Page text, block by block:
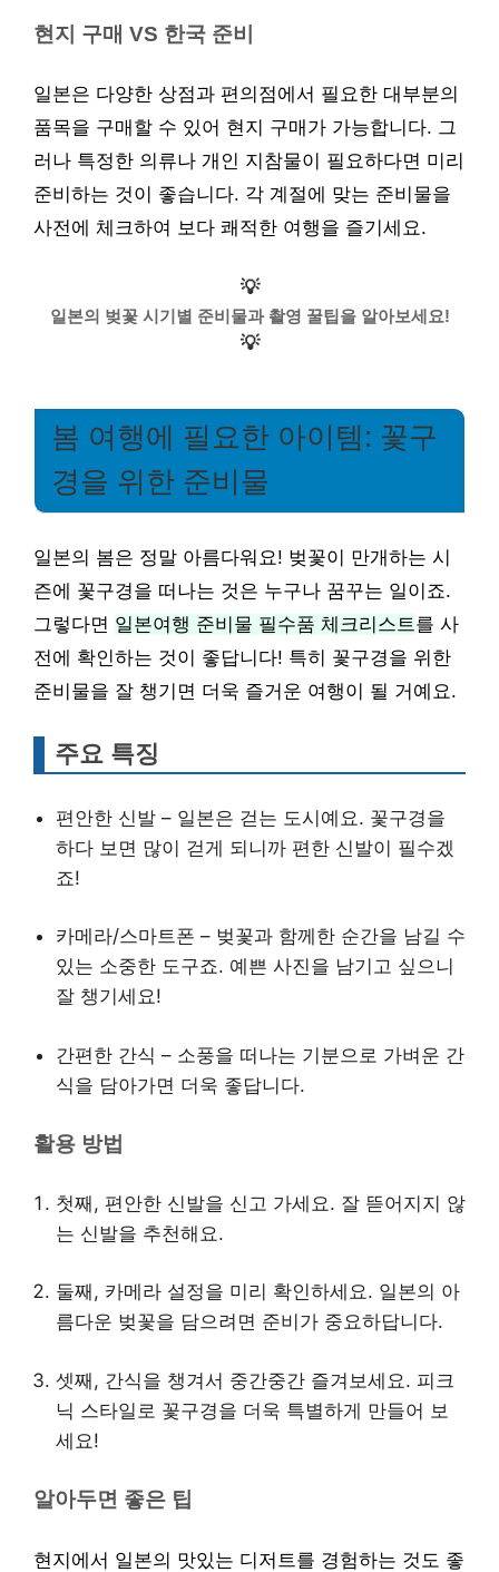
현지 구매 VS 한국 준비
일본은 다양한 상점과 편의점에서 필요한 대부분의
품목을 구매할 수 있어 현지 구매가 가능합니다. 그
러나 특정한 의류나 개인 지참물이 필요하다면 미리
준비하는 것이 좋습니다. 각 계절에 맞는 준비물을
사전에 체크하여 보다 쾌적한 여행을 즐기세요.
💡
일본의 벚꽃 시기별 준비물과 촬영 꿀팁을 알아보세요!
💡
봄 여행에 필요한 아이템: 꽃구
경을 위한 준비물
일본의 봄은 정말 아름다워요! 벚꽃이 만개하는 시
즌에 꽃구경을 떠나는 것은 누구나 꿈꾸는 일이죠.
그렇다면 일본여행 준비물 필수품 체크리스트를 사
전에 확인하는 것이 좋답니다! 특히 꽃구경을 위한
준비물을 잘 챙기면 더욱 즐거운 여행이 될 거예요.
주요 특징
편안한 신발 – 일본은 걷는 도시예요. 꽃구경을
하다 보면 많이 걷게 되니까 편한 신발이 필수겠
죠!
카메라/스마트폰 – 벚꽃과 함께한 순간을 남길 수
있는 소중한 도구죠. 예쁜 사진을 남기고 싶으니
잘 챙기세요!
간편한 간식 – 소풍을 떠나는 기분으로 가벼운 간
식을 담아가면 더욱 좋답니다.
활용 방법
첫째, 편안한 신발을 신고 가세요. 잘 뜯어지지 않
는 신발을 추천해요.
둘째, 카메라 설정을 미리 확인하세요. 일본의 아
름다운 벚꽃을 담으려면 준비가 중요하답니다.
셋째, 간식을 챙겨서 중간중간 즐겨보세요. 피크
닉 스타일로 꽃구경을 더욱 특별하게 만들어 보
세요!
알아두면 좋은 팁
현지에서 일본의 맛있는 디저트를 경험하는 것도 좋